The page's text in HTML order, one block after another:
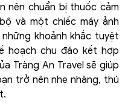
nên chuẩn bị thuốc cảm
và một chiếc máy ảnh
khoảnh khắc tuyệt
hoạch chu đáo kết hợp
Tràng An Travel sẽ giúp
trở nên nhẹ nhàng, thú